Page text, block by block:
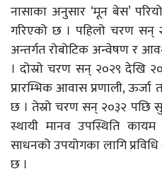
नासाका अनुसार ‘मून बेस’
गरिएको छ । पहिलो चरण
अन्तर्गत रोबोटिक अन्वेषण र
। दोस्रो चरण सन् २०२९ देखि
प्रारम्भिक आवास प्रणाली, ऊर्जा
छ । तेस्रो चरण सन् २०३२ पछि
स्थायी मानव उपस्थिति कायम
साधनको उपयोगका लागि
छ ।